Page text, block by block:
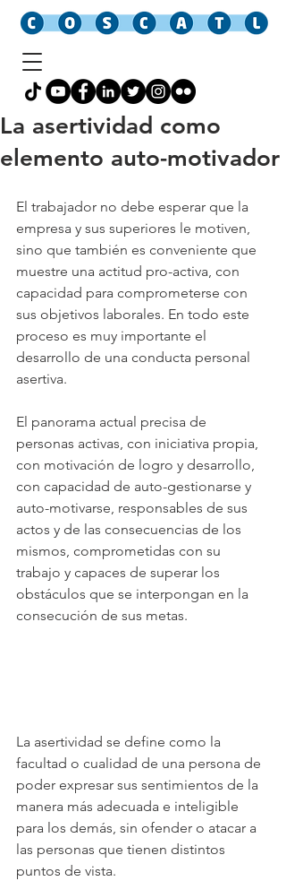
La asertividad como
elemento auto-motivador
El trabajador no debe esperar que la
empresa y sus superiores le motiven,
sino que también es conveniente que
muestre una actitud pro-activa, con
capacidad para comprometerse con
sus objetivos laborales. En todo este
proceso es muy importante el
desarrollo de una conducta personal
asertiva.
El panorama actual precisa de
personas activas, con iniciativa propia,
con motivación de logro y desarrollo,
con capacidad de auto-gestionarse y
auto-motivarse, responsables de sus
actos y de las consecuencias de los
mismos, comprometidas con su
trabajo y capaces de superar los
obstáculos que se interpongan en la
consecución de sus metas.
La asertividad se define como la
facultad o cualidad de una persona de
poder expresar sus sentimientos de la
manera más adecuada e inteligible
para los demás, sin ofender o atacar a
las personas que tienen distintos
puntos de vista.